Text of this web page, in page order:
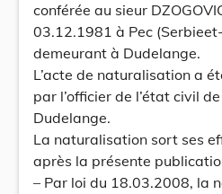
conférée au sieur
03.12.1981 à Pec
demeurant à Dudelange.
L’acte de naturalisation a
par l’officier de l’état civil
Dudelange.
La naturalisation sort ses
après la présente
– Par loi du 18.03.2008, la